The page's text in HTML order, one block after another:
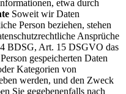
etwa durch
Soweit wir Daten
Person beziehen, stehen
Ansprüche
BDSG, Art. 15 DSGVO das
gespeicherten Daten
Kategorien von
werden, und den Zweck
Sie gegebenenfalls nach